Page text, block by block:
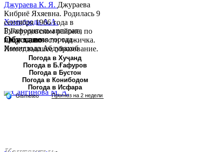
Хомидзода А.А.
Руководитель аппарата
председателя города
Хомидзода Абдувахоб
Абдумаджид родился 8
июня 1978 года в городе
Худжанде. По
национальности...
Джураева К. Я. Джураева
Кибриё Яхяевна. Родилась 9
сентября 1966 года в
Б.Гафуровском районе, по
национальности таджичка.
Имеет высшее образование.
В 1997 ...
Обу хаво
Погода в Хуҷанд
Погода в Б.Ғафуров
Погода в Бустон
Погода в Конибодом
Погода в Исфара